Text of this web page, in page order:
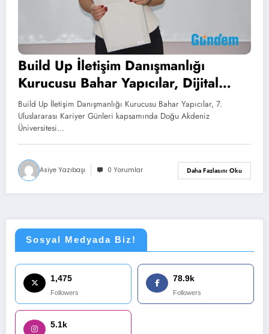
Build Up İletişim Danışmanlığı
Kurucusu Bahar Yapıcılar, Dijital
Medya ve Halkla İlişkileri Mercek
Altına Aldı
Build Up İletişim Danışmanlığı Kurucusu Bahar Yapıcılar, 7.
Uluslararası Kariyer Günleri kapsamında Doğu Akdeniz
Üniversitesi…
Asiye Yazıbaşı 0 Yorumlar Daha Fazlasını Oku
Sosyal Medyada Biz!
1,475
Followers
78.9k
Followers
5.1k